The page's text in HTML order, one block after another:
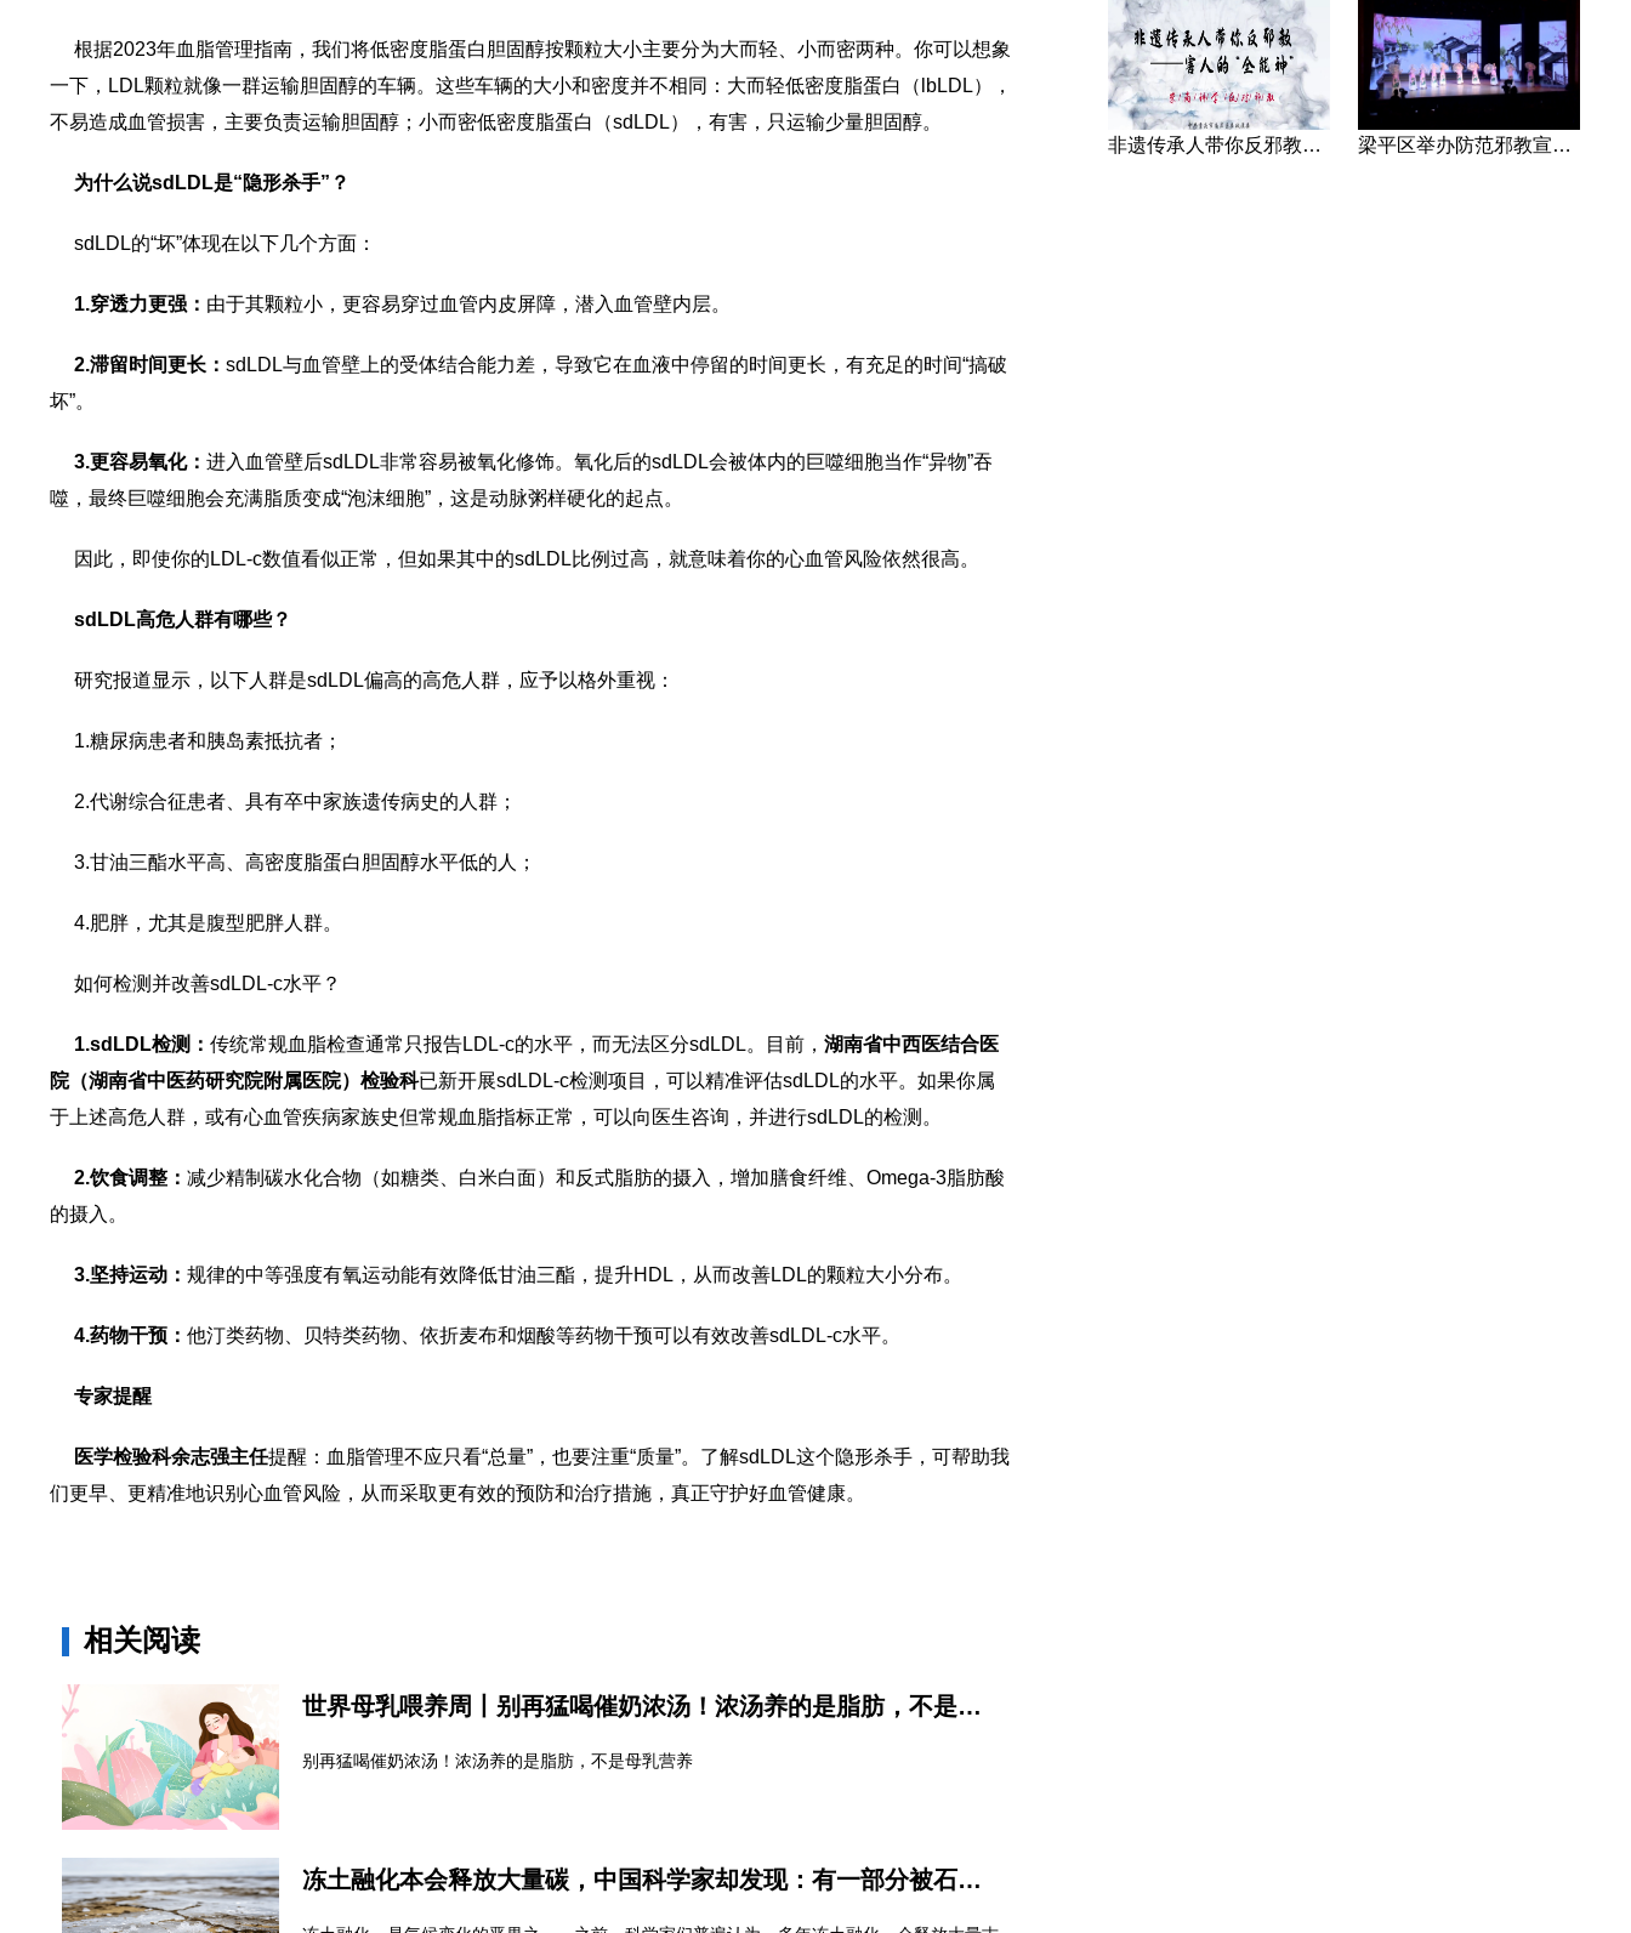
根据2023年血脂管理指南，我们将低密度脂蛋白胆固醇按颗粒大小主要分为大而轻、小而密两种。你可以想象
一下，LDL颗粒就像一群运输胆固醇的车辆。这些车辆的大小和密度并不相同：大而轻低密度脂蛋白（lbLDL），
不易造成血管损害，主要负责运输胆固醇；小而密低密度脂蛋白（sdLDL），有害，只运输少量胆固醇。
为什么说sdLDL是“隐形杀手”？
sdLDL的“坏”体现在以下几个方面：
1.穿透力更强： 由于其颗粒小，更容易穿过血管内皮屏障，潜入血管壁内层。
2.滞留时间更长： sdLDL与血管壁上的受体结合能力差，导致它在血液中停留的时间更长，有充足的时间“搞破
坏”。
3.更容易氧化： 进入血管壁后sdLDL非常容易被氧化修饰。氧化后的sdLDL会被体内的巨噬细胞当作“异物”吞
噬，最终巨噬细胞会充满脂质变成“泡沫细胞”，这是动脉粥样硬化的起点。
因此，即使你的LDL-c数值看似正常，但如果其中的sdLDL比例过高，就意味着你的心血管风险依然很高。
sdLDL高危人群有哪些？
研究报道显示，以下人群是sdLDL偏高的高危人群，应予以格外重视：
1.糖尿病患者和胰岛素抵抗者；
2.代谢综合征患者、具有卒中家族遗传病史的人群；
3.甘油三酯水平高、高密度脂蛋白胆固醇水平低的人；
4.肥胖，尤其是腹型肥胖人群。
如何检测并改善sdLDL-c水平？
1.sdLDL检测： 传统常规血脂检查通常只报告LDL-c的水平，而无法区分sdLDL。目前， 湖南省中西医结合医
院（湖南省中医药研究院附属医院）检验科已新开展sdLDL-c检测项目，可以精准评估sdLDL的水平。如果你属
于上述高危人群，或有心血管疾病家族史但常规血脂指标正常，可以向医生咨询，并进行sdLDL的检测。
2.饮食调整： 减少精制碳水化合物（如糖类、白米白面）和反式脂肪的摄入，增加膳食纤维、Omega-3脂肪酸
的摄入。
3.坚持运动： 规律的中等强度有氧运动能有效降低甘油三酯，提升HDL，从而改善LDL的颗粒大小分布。
4.药物干预： 他汀类药物、贝特类药物、依折麦布和烟酸等药物干预可以有效改善sdLDL-c水平。
专家提醒
医学检验科余志强主任提醒：血脂管理不应只看“总量”，也要注重“质量”。了解sdLDL这个隐形杀手，可帮助我
们更早、更精准地识别心血管风险，从而采取更有效的预防和治疗措施，真正守护好血管健康。
相关阅读
世界母乳喂养周丨别再猛喝催奶浓汤！浓汤养的是脂肪，不是母乳营养
别再猛喝催奶浓汤！浓汤养的是脂肪，不是母乳营养
冻土融化本会释放大量碳，中国科学家却发现：有一部分被石头“吃掉”了
非遗传承人带你反邪教—害人的“全能神” 梁平区举办防范邪教宣传专场文艺演出